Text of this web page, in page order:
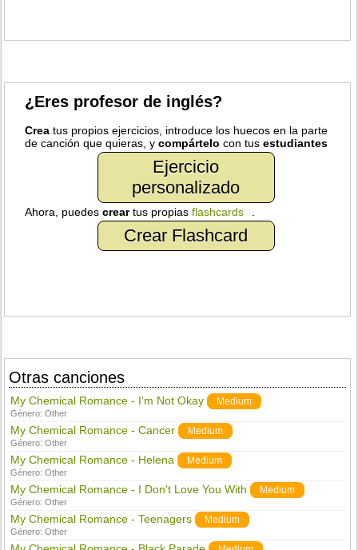
¿Eres profesor de inglés?
Crea tus propios ejercicios, introduce los huecos en la parte
de canción que quieras, ycompártelo con tusestudiantes
Ejercicio
personalizado
Ahora, puedescreartus propiasflashcards
Crear Flashcard
Otras canciones
My Chemical Romance - I'm Not Okay Medium
Género:Other
My Chemical Romance - Cancer Medium
Género:Other
My Chemical Romance - Helena Medium
Género:Other
My Chemical Romance - I Don't Love You With Medium
Género:Other
My Chemical Romance - Teenagers Medium
Género:Other